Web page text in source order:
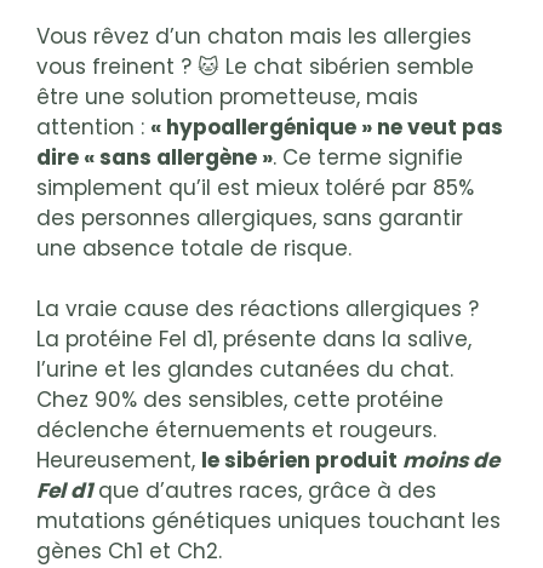
Vous rêvez d’un chaton mais les allergies
vous freinent ? 🐱 Le chat sibérien semble
être une solution prometteuse, mais
attention : « hypoallergénique » ne veut pas
dire « sans allergène ». Ce terme signifie
simplement qu’il est mieux toléré par 85%
des personnes allergiques, sans garantir
une absence totale de risque.
La vraie cause des réactions allergiques ?
La protéine Fel d1, présente dans la salive,
l’urine et les glandes cutanées du chat.
Chez 90% des sensibles, cette protéine
déclenche éternuements et rougeurs.
Heureusement, le sibérien produit moins de
Fel d1que d’autres races, grâce à des
mutations génétiques uniques touchant les
gènes Ch1 et Ch2.